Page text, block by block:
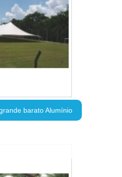
barato Alumínio